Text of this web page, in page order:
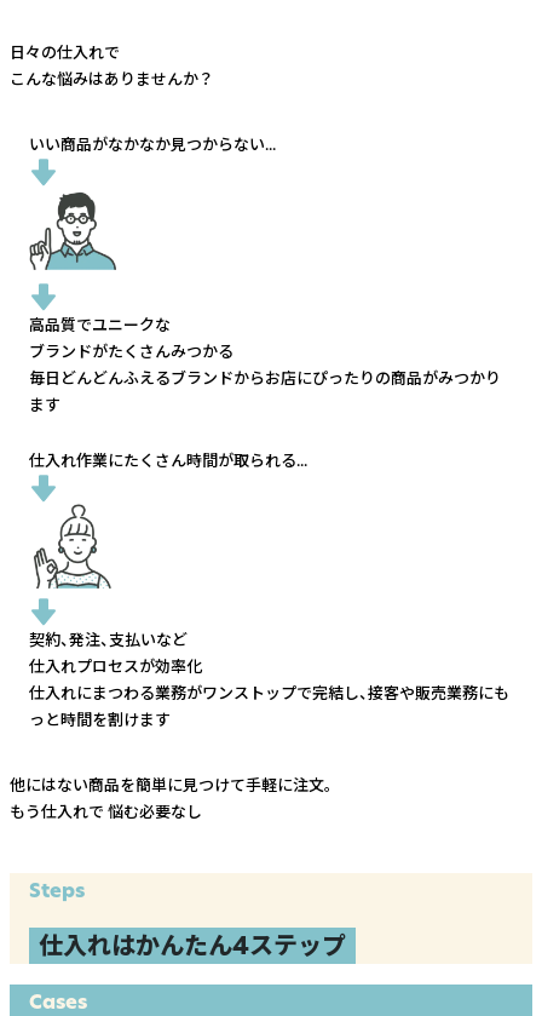
日々の仕入れで
こんな悩みはありませんか？
いい商品がなかなか見つからない...
高品質でユニークな
ブランドがたくさんみつかる
毎日どんどんふえるブランドからお店にぴったりの商品がみつかり
ます
仕入れ作業にたくさん時間が取られる...
契約、発注、支払いなど
仕入れプロセスが効率化
仕入れにまつわる業務がワンストップで完結し、接客や販売業務にも
っと時間を割けます
他にはない商品を簡単に見つけて手軽に注文。
もう仕入れで 悩む必要なし
Steps
仕入れはかんたん4ステップ
Cases